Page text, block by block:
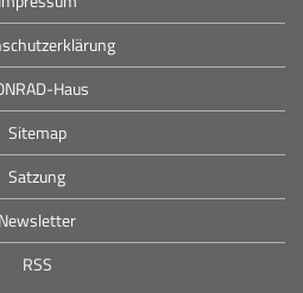
Haus
Sitemap
Satzung
Newsletter
RSS